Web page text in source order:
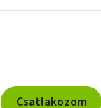
szűrők
Csatlakozom